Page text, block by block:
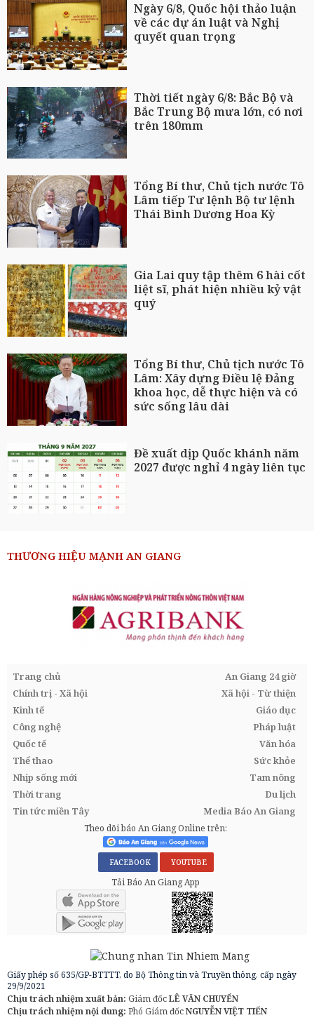
Ngày 6/8, Quốc hội thảo luận
về các dự án luật và Nghị
quyết quan trọng
Thời tiết ngày 6/8: Bắc Bộ và
Bắc Trung Bộ mưa lớn, có nơi
trên 180mm
Tổng Bí thư, Chủ tịch nước Tô
Lâm tiếp Tư lệnh Bộ tư lệnh
Thái Bình Dương Hoa Kỳ
Gia Lai quy tập thêm 6 hài cốt
liệt sĩ, phát hiện nhiều kỷ vật
quý
Tổng Bí thư, Chủ tịch nước Tô
Lâm: Xây dựng Điều lệ Đảng
khoa học, dễ thực hiện và có
sức sống lâu dài
Đề xuất dịp Quốc khánh năm
2027 được nghỉ 4 ngày liên tục
THƯƠNG HIỆU MẠNH AN GIANG
Trang chủ
An Giang 24 giờ
Chính trị - Xã hội
Xã hội - Từ thiện
Kinh tế
Giáo dục
Công nghệ
Pháp luật
Quốc tế
Văn hóa
Thể thao
Sức khỏe
Nhịp sống mới
Tam nông
Thời trang
Du lịch
Tin tức miền Tây
Media Báo An Giang
Theo dõi báo An Giang Online trên:
FACEBOOK YOUTUBE
Tải Báo An Giang App
Giấy phép số 635/GP-BTTTT, do Bộ Thông tin và Truyền thông, cấp ngày
29/9/2021
Chịu trách nhiệm xuất bản: Giám đốcLÊ VĂN CHUYỂN
Chịu trách nhiệm nội dung: Phó Giám đốcNGUYỄN VIỆT TIẾN